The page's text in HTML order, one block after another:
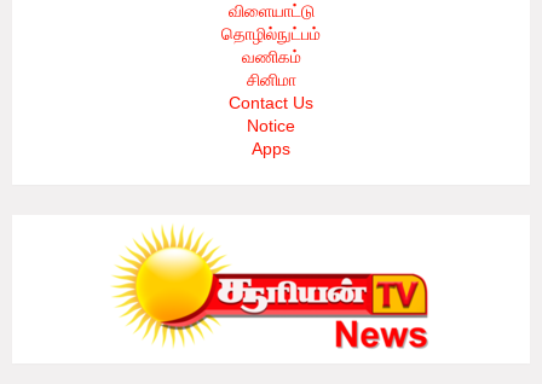
விளையாட்டு
தொழில்நுட்பம்
வணிகம்
சினிமா
Contact Us
Notice
Apps